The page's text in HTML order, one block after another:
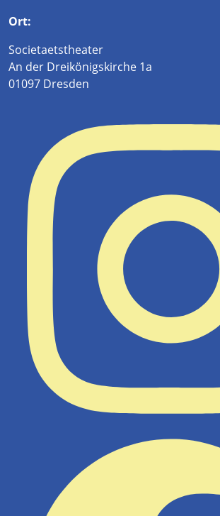
Ort:
Societaetstheater
An der Dreikönigskirche 1a
01097 Dresden